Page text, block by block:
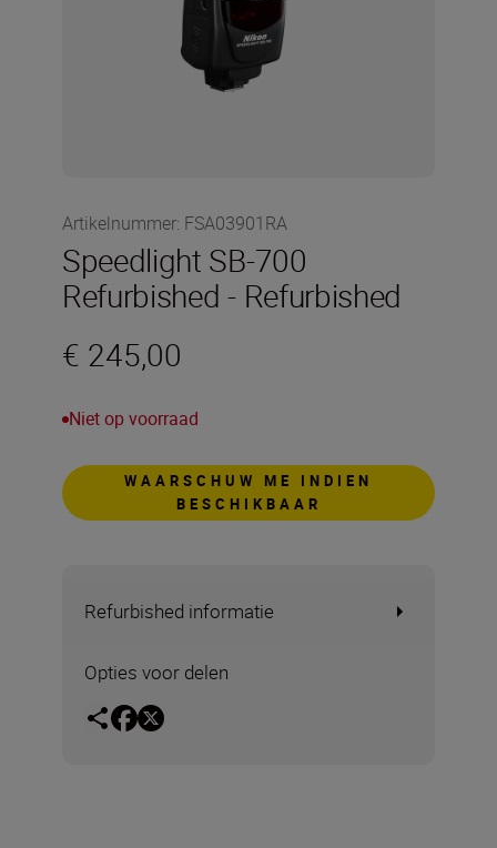
Artikelnummer: FSA03901RA
Speedlight SB-700
Refurbished - Refurbished
€ 245,00
Niet op voorraad
WAARSCHUW ME INDIEN
BESCHIKBAAR
Refurbished informatie
Opties voor delen